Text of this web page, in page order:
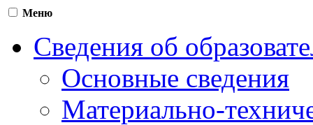
Меню
Сведения об
Основные сведения
Материально-